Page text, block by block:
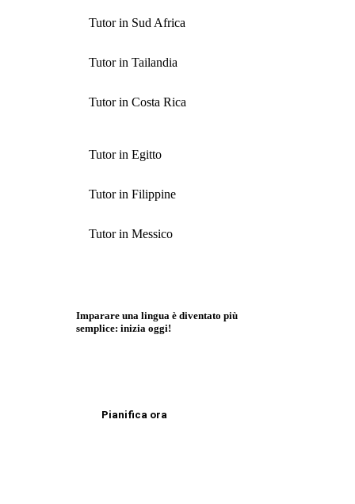
Tutor in Sud Africa
Tutor in Tailandia
Tutor in Costa Rica
Tutor in Egitto
Tutor in Filippine
Tutor in Messico
Imparare una lingua è diventato più
semplice: inizia oggi!
Pianifica ora